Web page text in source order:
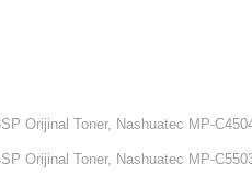
Orijinal Toner, Nashuatec MP-
Orijinal Toner, Nashuatec MP-